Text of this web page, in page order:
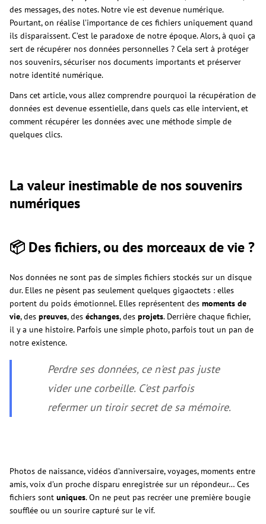
des messages, des notes. Notre vie est devenue numérique.
Pourtant, on réalise l’importance de ces fichiers uniquement quand
ils disparaissent. C’est le paradoxe de notre époque. Alors, à quoi ça
sert de récupérer nos données personnelles ? Cela sert à protéger
nos souvenirs, sécuriser nos documents importants et préserver
notre identité numérique.
Dans cet article, vous allez comprendre pourquoi la récupération de
données est devenue essentielle, dans quels cas elle intervient, et
comment récupérer les données avec une méthode simple de
quelques clics.
La valeur inestimable de nos souvenirs
numériques
📦 Des fichiers, ou des morceaux de vie ?
Nos données ne sont pas de simples fichiers stockés sur un disque
dur. Elles ne pèsent pas seulement quelques gigaoctets : elles
portent du poids émotionnel. Elles représentent des moments de
vie, des preuves, des échanges, des projets. Derrière chaque fichier,
il y a une histoire. Parfois une simple photo, parfois tout un pan de
notre existence.
Perdre ses données, ce n'est pas juste
vider une corbeille. C'est parfois
refermer un tiroir secret de sa mémoire.
Photos de naissance, vidéos d’anniversaire, voyages, moments entre
amis, voix d’un proche disparu enregistrée sur un répondeur… Ces
fichiers sont uniques. On ne peut pas recréer une première bougie
soufflée ou un sourire capturé sur le vif.